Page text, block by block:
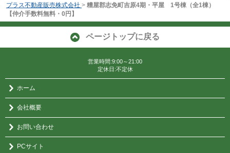
プラス不動産販売株式会社 > 糟屋郡志免町吉原4期・平屋 1号棟（全1棟）
【仲介手数料無料・0円】
ページトップに戻る
営業時間:9:00～21:00
定休日:不定休
ホーム
会社概要
お問い合わせ
PCサイト